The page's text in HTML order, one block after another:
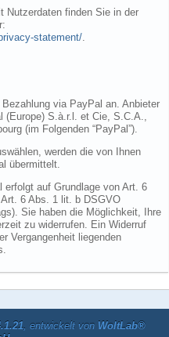
Nutzerdaten finden Sie in der
statement/
via PayPal an. Anbieter
S.à.r.l. et Cie, S.C.A.,
(im Folgenden “PayPal”).
werden die von Ihnen
übermittelt.
erfolgt auf Grundlage von Art. 6
6 Abs. 1 lit. b DSGVO
Sie haben die Möglichkeit, Ihre
zu widerrufen. Ein Widerruf
Vergangenheit liegenden
, entwickelt von WoltLab®